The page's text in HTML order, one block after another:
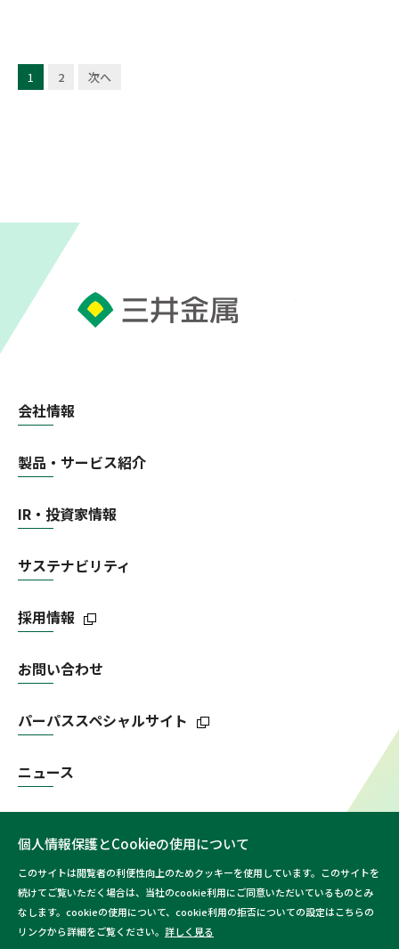
1 2 次へ
個人情報保護とCookieの使用について
このサイトは閲覧者の利便性向上のためクッキーを使用しています。このサイトを
続けてご覧いただく場合は、当社のcookie利用にご同意いただいているものとみ
なします。cookieの使用について、cookie利用の拒否についての設定はこちらの
リンクから詳細をご覧ください。 詳しく見る
会社情報
製品・サービス紹介
IR・投資家情報
サステナビリティ
採用情報
お問い合わせ
パーパススペシャルサイト
ニュース
ご利用にあたって
個人情報保護方針
サイトマップ